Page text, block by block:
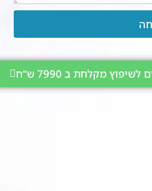
מקלחת ב 7990 ש"ח